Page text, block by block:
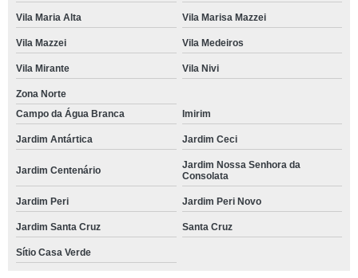
Vila Maria Alta Vila Marisa Mazzei
Vila Mazzei Vila Medeiros
Vila Mirante Vila Nivi
Zona Norte
Campo da Água Branca
Imirim
Jardim Antártica Jardim Ceci
Jardim Centenário
Jardim Nossa Senhora da
Consolata
Jardim Peri Jardim Peri Novo
Jardim Santa Cruz Santa Cruz
Sítio Casa Verde